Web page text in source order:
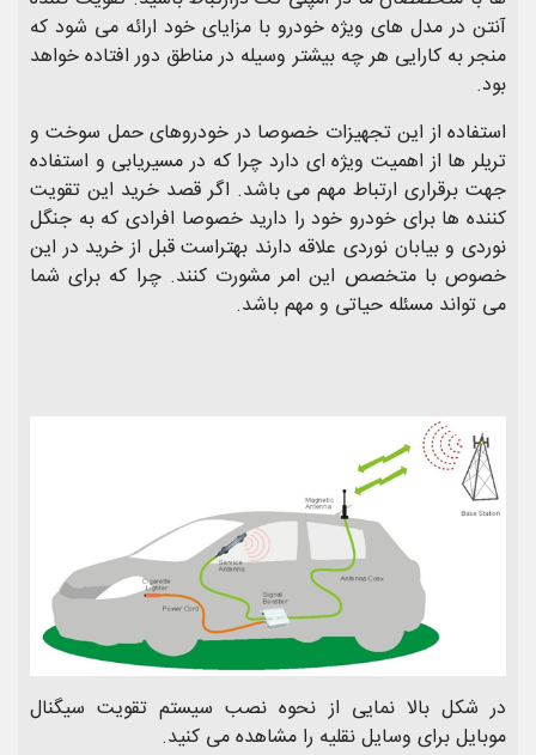
آنتن در مدل های ویژه خودرو با مزایای خود ارائه می شود که
منجر به کارایی هر چه بیشتر وسیله در مناطق دور افتاده خواهد
بود.
استفاده از این تجهیزات خصوصا در خودروهای حمل سوخت و
تریلر ها از اهمیت ویژه ای دارد‌ چرا که در مسیریابی و استفاده
جهت برقراری ارتباط مهم می باشد. اگر قصد خرید این تقویت
کننده ها برای خودرو خود را دارید خصوصا افرادی که به جنگل
نوردی و بیابان نوردی علاقه دارند بهتراست قبل از خرید در این
خصوص با متخصص این امر مشورت کنند. چرا که برای شما
می تواند مسئله حیاتی و مهم باشد‌.
در شکل بالا نمایی از نحوه نصب سیستم تقویت سیگنال
موبایل برای وسایل نقلیه را مشاهده می کنید.